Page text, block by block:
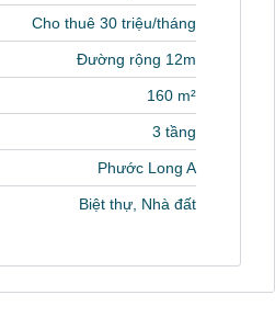
Cho thuê 30 triệu/tháng
Đường rộng 12m
160 m²
3 tầng
Phước Long A
Biệt thự, Nhà đất